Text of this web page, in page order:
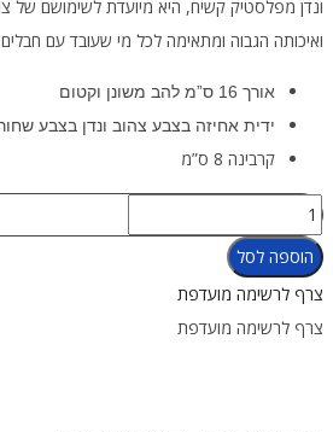
ונדן מפלסטיק קשיח, היא מיועדת לשימושם של
ואיכותה הגבוה ומתאימה לכל מי שעובד עם
אורך 16 ס”מ להב משונן וקטום
ידית אחיזה בצבע צהוב ונדן בצבע
קרבינה 8 ס”מ
כמות
של
סכין
ס"מ
הוספה לסל
צרף לרשימה מועדפת
צרף לרשימה מועדפת